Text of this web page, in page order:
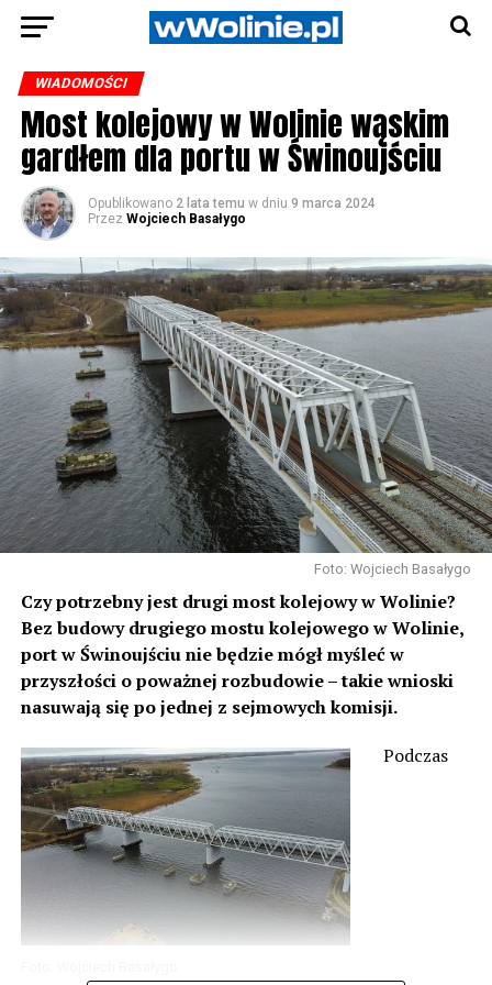
WIADOMOŚCI
Most kolejowy w Wolinie wąskim
gardłem dla portu w Świnoujściu
Opublikowano 2 lata temu w dniu 9 marca 2024
Przez Wojciech Basałygo
Foto: Wojciech Basałygo
Czy potrzebny jest drugi most kolejowy w Wolinie?
Bez budowy drugiego mostu kolejowego w Wolinie,
port w Świnoujściu nie będzie mógł myśleć w
przyszłości o poważnej rozbudowie – takie wnioski
nasuwają się po jednej z sejmowych komisji.
Podczas